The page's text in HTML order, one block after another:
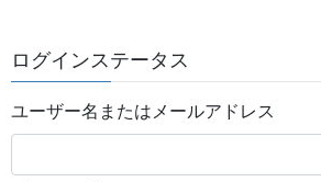
ログインステータス
ユーザー名またはメールアドレス